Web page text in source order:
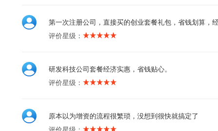
第一次注册公司，直接买的创业套餐礼包，省钱划算，
评价星级：
研发科技公司套餐经济实惠，省钱贴心。
评价星级：
原本以为增资的流程很繁琐，没想到很快就搞定了
评价星级：